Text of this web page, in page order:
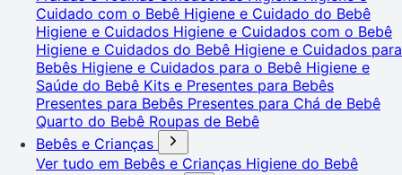
Cuidado com o Bebê Higiene e Cuidado do Bebê
Higiene e Cuidados Higiene e Cuidados com o Bebê
Higiene e Cuidados do Bebê Higiene e Cuidados para
Bebês Higiene e Cuidados para o Bebê Higiene e
Saúde do Bebê Kits e Presentes para Bebês
Presentes para Bebês Presentes para Chá de Bebê
Quarto do Bebê Roupas de Bebê
Bebês e Crianças
Ver tudo em Bebês e Crianças Higiene do Bebê